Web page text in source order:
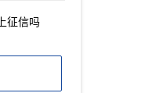
征信吗